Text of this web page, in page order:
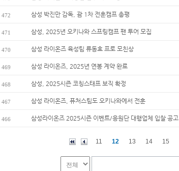
472 삼성 박진만 감독, 괌 1차 전훈캠프 총평
471 삼성, 2025년 오키나와 스프링캠프 팬 투어 모집
470 삼성 라이온즈 육성팀 류동효 프로 모친상
469 삼성 라이온즈, 2025년 연봉 계약 완료
468 삼성, 2025시즌 코칭스태프 보직 확정
467 삼성 라이온즈, 퓨처스팀도 오키나와에서 전훈
466 삼성라이온즈 2025시즌 이벤트/응원단 대행업체 입찰 공고
11 12 13 14 15